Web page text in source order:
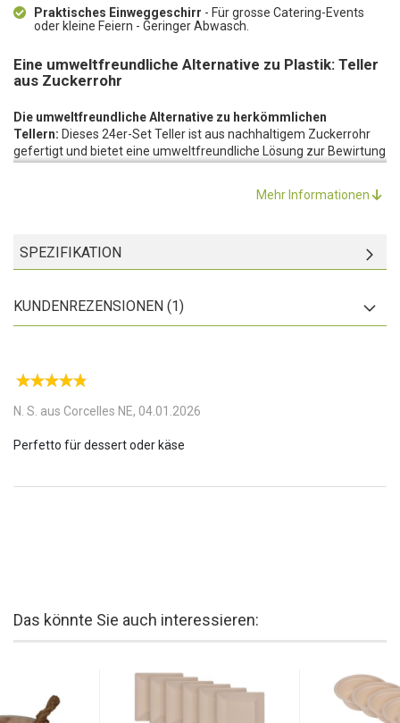
Praktisches Einweggeschirr - Für grosse Catering-Events
oder kleine Feiern - Geringer Abwasch.
Eine umweltfreundliche Alternative zu Plastik: Teller
aus Zuckerrohr
Die umweltfreundliche Alternative zu herkömmlichen
Tellern: Dieses 24er-Set Teller ist aus nachhaltigem Zuckerrohr
gefertigt und bietet eine umweltfreundliche Lösung zur Bewirtung
Material ist biologisch abbaubar und kann nach Gebrauch einfach
Einfach vielseitig: Die Teller aus Zuckerrohr eignen sich prima für
sowohl kalte als auch warme Speisen und können problemlos in
Eigenschaften haben diese Teller aus Zuckerrohr auch eine
ansprechende Optik. Sie sind glatt und elegant und verleihen
Auch in der Gastronomie ein Hit:
Event oder für eine kleine Familienfeier - diese Teller aus
Zuckerrohr sind die perfekte Wahl für jeden Anlass. Auch die
nächste Grillparty wird zum vollen Erfolg und dank des
zu speisen!
Mehr Informationen
SPEZIFIKATION
KUNDENREZENSIONEN (1)
N. S. aus Corcelles NE, 04.01.2026
Das könnte Sie auch interessieren: